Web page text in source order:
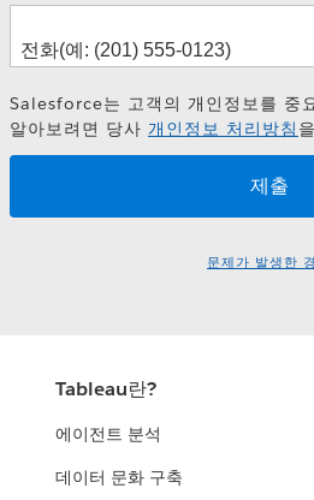
Salesforce는 고객의 개인정보를 중
알아보려면 당사 개인정보 처리방침
문제가 발생한
Tableau란?
에이전트 분석
데이터 문화 구축